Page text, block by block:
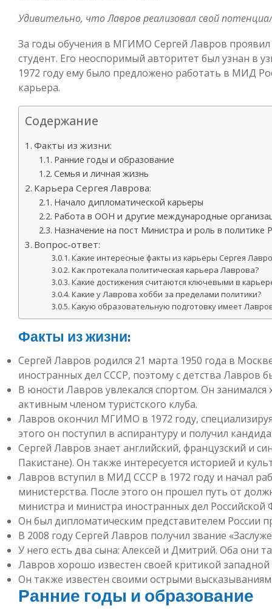
Удивительно, что Лавров реализовал свой
За годы обучения в МГИМО Сергей Лавров проявил
студент. Его неоспоримый авторитет был узнан в
1972 году ему было предложено работать в МИД
карьера.
Содержание
Факты из жизни:
Ранние годы и образование
Семья и личная жизнь
Карьера Сергея Лаврова:
Начало дипломатической карьеры
Работа в ООН и другие международные
Назначение на пост Министра и роль в политике
Вопрос-ответ:
Какие интересные факты из карьеры Сергея
Как протекала политическая карьера Лаврова?
Какие достижения считаются ключевыми в
Какие у Лаврова хобби за пределами политики?
Какую образовательную подготовку имеет
Факты из жизни:
Сергей Лавров родился 21 марта 1950 года в
иностранных дел СССР, поэтому с детства Лавров
В юности Лавров увлекался спортом. Он
активным членом туристского клуба.
Лавров окончил МГИМО в 1972 году,
этого он поступил в аспирантуру и получил
Сергей Лавров знает английский, французский и
Пакистане). Он также интересуется историей и
Лавров вступил в МИД СССР в 1972 году и начал
министерства. После этого он прошел путь от
министра и министра иностранных дел Российской
Он был дипломатическим представителем России
В 2008 году Сергей Лавров получил звание
У него есть два сына: Алексей и Дмитрий. Оба они
Лавров хорошо известен своей критикой
Он также известен своими острыми
Ранние годы и образование